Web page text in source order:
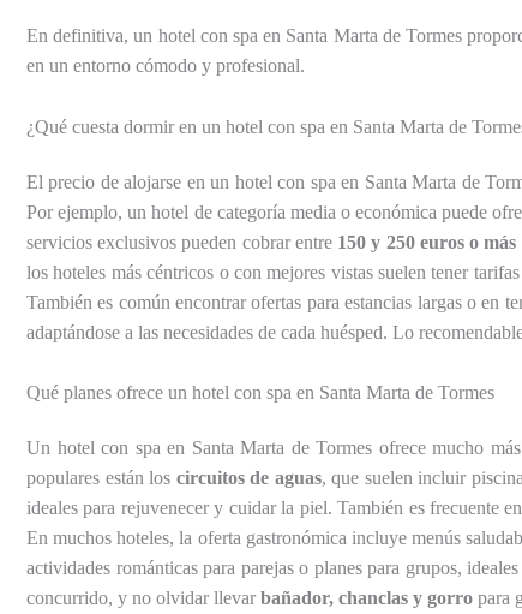
En definitiva, un hotel con spa en Santa Marta de Tormes
en un entorno cómodo y profesional.
¿Qué cuesta dormir en un hotel con spa en Santa Marta de
El precio de alojarse en un hotel con spa en Santa Marta de
Por ejemplo, un hotel de categoría media o económica puede
servicios exclusivos pueden cobrar entre 150 y 250 euros o más
los hoteles más céntricos o con mejores vistas suelen tener
También es común encontrar ofertas para estancias largas o en
adaptándose a las necesidades de cada huésped. Lo
Qué planes ofrece un hotel con spa en Santa Marta de Tormes
Un hotel con spa en Santa Marta de Tormes ofrece mucho
populares están los circuitos de aguas, que suelen incluir
ideales para rejuvenecer y cuidar la piel. También es frecuente
En muchos hoteles, la oferta gastronómica incluye menús
actividades románticas para parejas o planes para grupos,
concurrido, y no olvidar llevar bañador, chanclas y gorro para